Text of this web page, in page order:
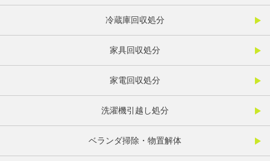
冷蔵庫回収処分
家具回収処分
家電回収処分
洗濯機引越し処分
ベランダ掃除・物置解体